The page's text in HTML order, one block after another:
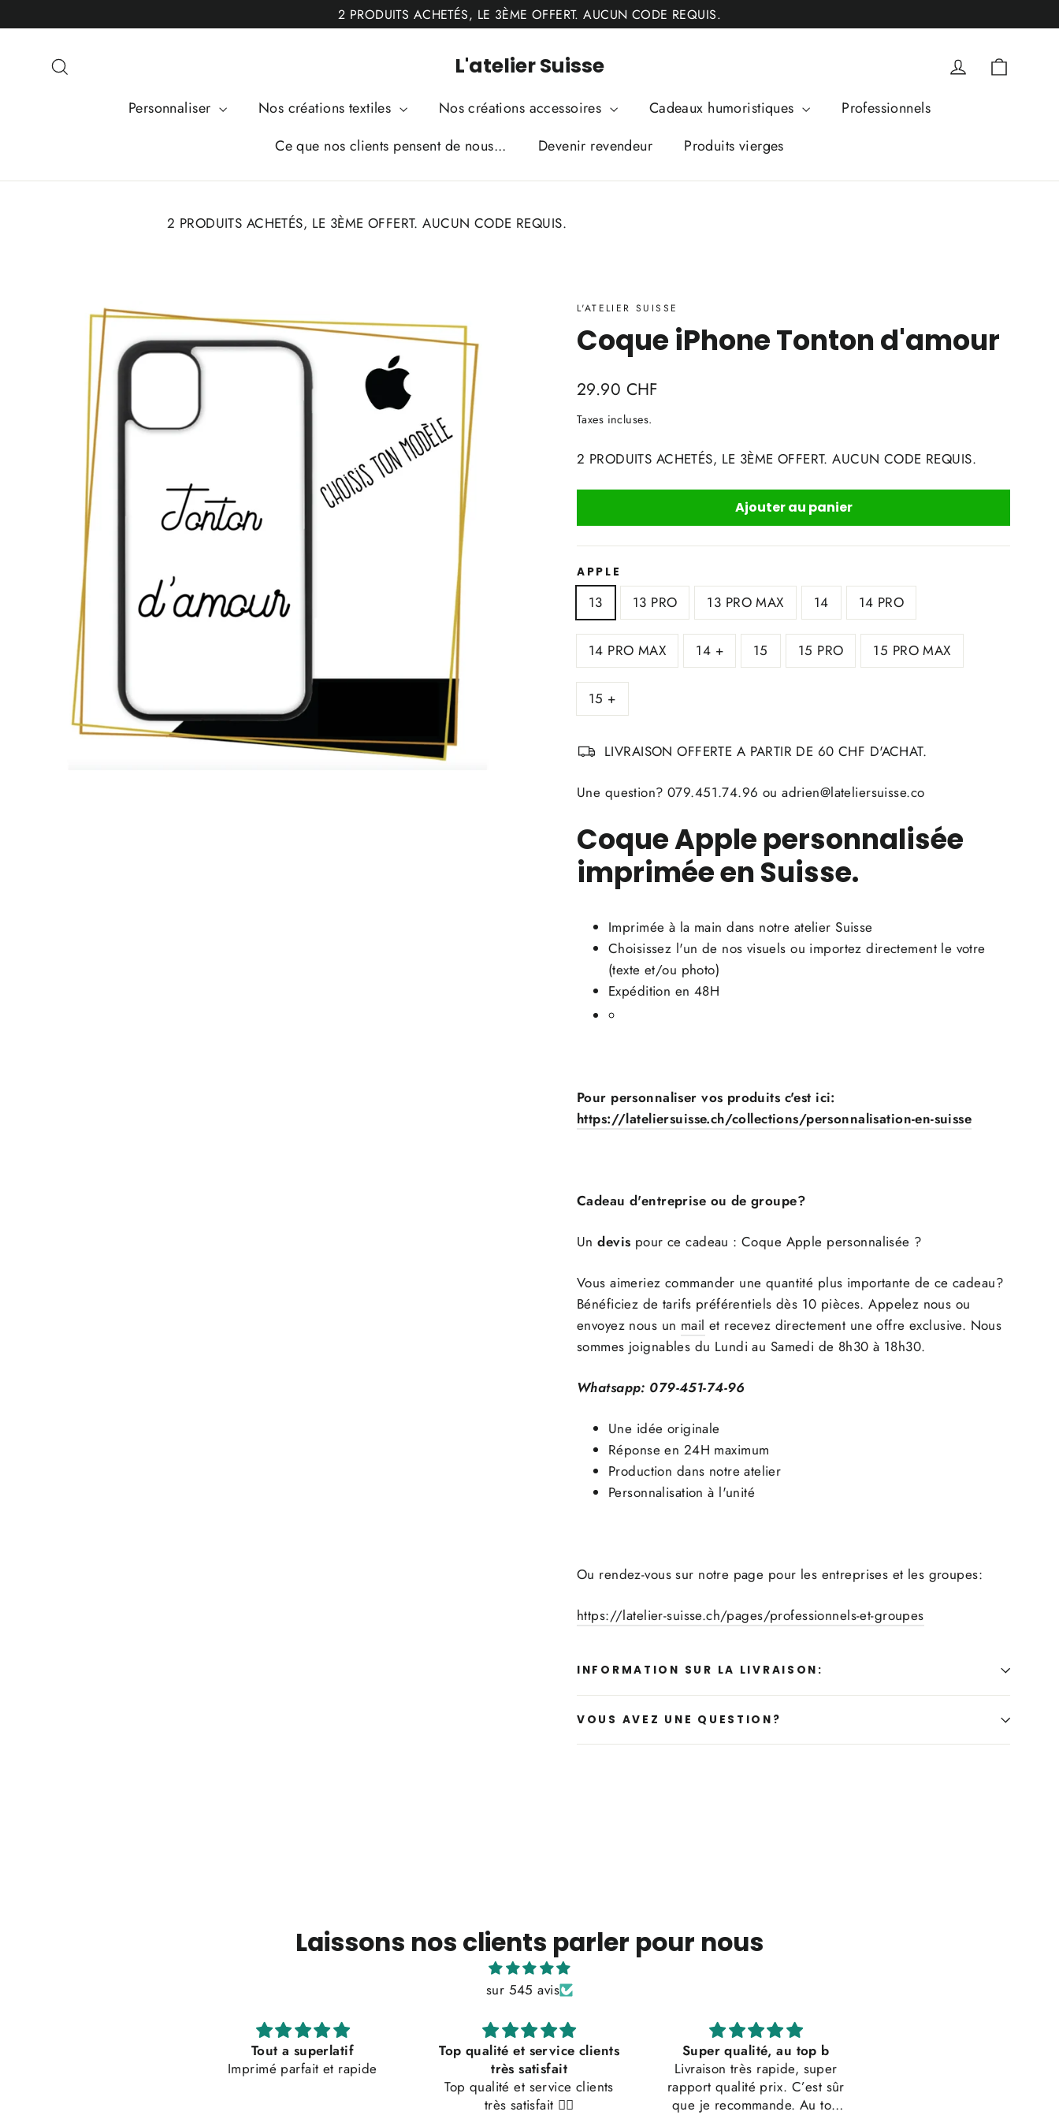
au
2 PRODUITS ACHETÉS, LE 3ÈME OFFERT. AUCUN CODE REQUIS.
L'atelier Suisse Se connecter
Personnaliser Nos créations textiles Nos créations accessoires Cadeaux humoristiques
Professionnels
Ce que nos clients pensent de nous...
Devenir revendeur Produits vierges
2 PRODUITS ACHETÉS, LE 3ÈME OFFERT. AUCUN CODE REQUIS.
L'ATELIER SUISSE
Coque iPhone Tonton d'amour
Prix
29.90 CHF
Taxes incluses.
2 PRODUITS ACHETÉS, LE 3ÈME OFFERT. AUCUN CODE REQUIS.
Ajouter au panier
APPLE
13 13 PRO 13 PRO MAX 14 14 PRO
14 PRO MAX 14 + 15 15 PRO 15 PRO MAX
15 +
LIVRAISON OFFERTE A PARTIR DE 60 CHF D'ACHAT.
Une question? 079.451.74.96 ou adrien@lateliersuisse.co
Coque Apple personnalisée
imprimée en Suisse.
Imprimée à la main dans notre atelier Suisse
Choisissez l'un de nos visuels ou importez directement le votre
(texte et/ou photo)
Expédition en 48H
Pour personnaliser vos produits c'est ici:
https://lateliersuisse.ch/collections/personnalisation-en-suisse
Cadeau d'entreprise ou de groupe?
Undevis pour ce cadeau : Coque Apple personnalisée ?
Vous aimeriez commander une quantité plus importante de ce cadeau?
Bénéficiez de tarifs préférentiels dès 10 pièces. Appelez nous ou
envoyez nous un mail et recevez directement une offre exclusive. Nous
sommes joignables du Lundi au Samedi de 8h30 à 18h30.
Whatsapp: 079-451-74-96
Une idée originale
Réponse en 24H maximum
Production dans notre atelier
Personnalisation à l'unité
Ou rendez-vous sur notre page pour les entreprises et les groupes:
https://latelier-suisse.ch/pages/professionnels-et-groupes
INFORMATION SUR LA LIVRAISON:
VOUS AVEZ UNE QUESTION?
Laissons nos clients parler pour nous
sur 545 avis
Top qualité et service clients
très satisfait
Super qualité, au top b
Livraison très rapide, super
rapport qualité prix. C’est sûr
que je recommande. Au top
Parfait!
Convient exactement à mes
attentes!